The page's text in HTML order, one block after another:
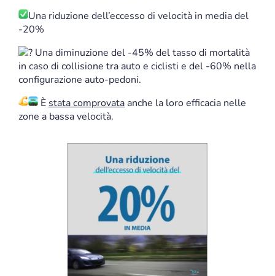
Una riduzione dell’eccesso di velocità in media del
-20%
Una diminuzione del -45% del tasso di mortalità
in caso di collisione tra auto e ciclisti e del -60% nella
configurazione auto-pedoni.
È stata comprovata anche la loro efficacia nelle
zone a bassa velocità.